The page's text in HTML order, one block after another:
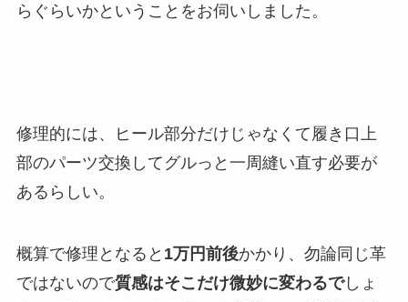
らぐらいかということをお伺いしました。
修理的には、ヒール部分だけじゃなくて履き口上
部のパーツ交換してグルっと一周縫い直す必要が
あるらしい。
概算で修理となると 1万円前後かかり、勿論同じ革
ではないので質感はそこだけ微妙に変わるでしょ